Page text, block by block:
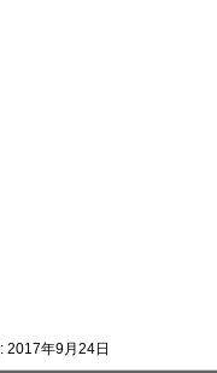
2017年9月24日